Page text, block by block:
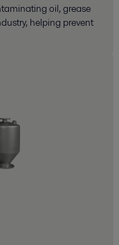
oil, grease
helping prevent